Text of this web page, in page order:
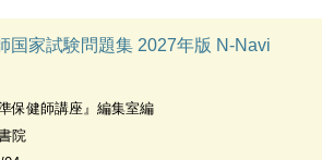
国家試験問題集 2027年版 N-Navi
準保健師講座』編集室編
院